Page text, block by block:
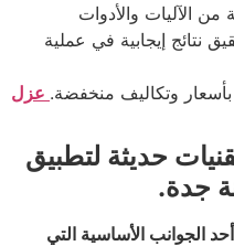
الآليات والأدوات
نتائج إيجابية في عملية
بأسعار وتكاليف منخفضة. عزل
حديثة لتطبيق
جدة.
الجوانب الأساسية التي